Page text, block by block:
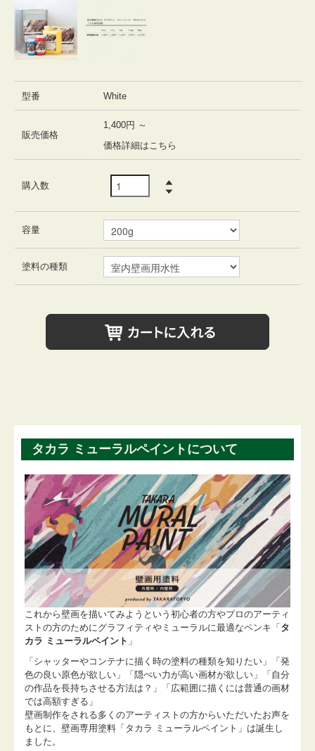
型番 White
販売価格
1,400円 ～
価格詳細はこちら
購入数
容量
塗料の種類
タカラ ミューラルペイントについて
これから壁画を描いてみようという初心者の方やプロのアーティ
ストの方のためにグラフィティやミューラルに最適なペンキ「 タ
カラ ミューラルペイント 」
「シャッターやコンテナに描く時の塗料の種類を知りたい」「発
色の良い原色が欲しい」「隠ぺい力が高い画材が欲しい」「自分
の作品を長持ちさせる方法は？」「広範囲に描くには普通の画材
では高額すぎる」
壁画制作をされる多くのアーティストの方からいただいたお声を
もとに、壁画専用塗料「タカラ ミューラルペイント」は誕生し
ました。